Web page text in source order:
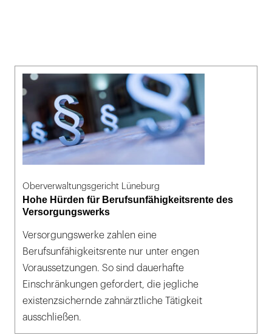
Oberverwaltungsgericht Lüneburg
Hohe Hürden für Berufsunfähigkeitsrente des
Versorgungswerks
Versorgungswerke zahlen eine
Berufsunfähigkeitsrente nur unter engen
Voraussetzungen. So sind dauerhafte
Einschränkungen gefordert, die jegliche
existenzsichernde zahnärztliche Tätigkeit
ausschließen.